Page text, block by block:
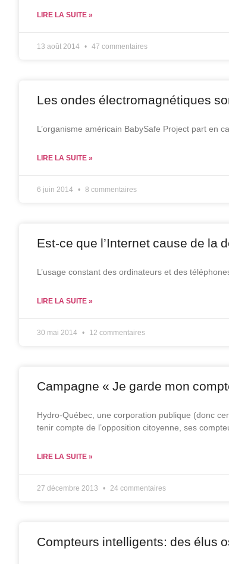
LIRE LA SUITE »
13 août 2014 47 commentaires
Les ondes électromagnétiques
L’organisme américain BabySafe Project part en
LIRE LA SUITE »
6 juin 2014 8 commentaires
Est-ce que l’Internet cause de la
L’usage constant des ordinateurs et des
LIRE LA SUITE »
30 mai 2014 12 commentaires
Campagne « Je garde mon
Hydro-Québec, une corporation publique (donc
tenir compte de l’opposition citoyenne, ses
LIRE LA SUITE »
27 décembre 2013 24 commentaires
Compteurs intelligents: des élus